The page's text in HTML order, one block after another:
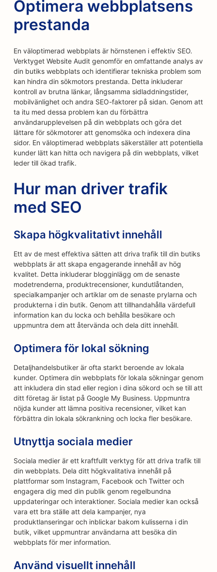
Optimera webbplatsens
prestanda
En väloptimerad webbplats är hörnstenen i effektiv SEO.
Verktyget Website Audit genomför en omfattande analys av
din butiks webbplats och identifierar tekniska problem som
kan hindra din sökmotors prestanda. Detta inkluderar
kontroll av brutna länkar, långsamma sidladdningstider,
mobilvänlighet och andra SEO-faktorer på sidan. Genom att
ta itu med dessa problem kan du förbättra
användarupplevelsen på din webbplats och göra det
lättare för sökmotorer att genomsöka och indexera dina
sidor. En väloptimerad webbplats säkerställer att potentiella
kunder lätt kan hitta och navigera på din webbplats, vilket
leder till ökad trafik.
Hur man driver trafik
med SEO
Skapa högkvalitativt innehåll
Ett av de mest effektiva sätten att driva trafik till din butiks
webbplats är att skapa engagerande innehåll av hög
kvalitet. Detta inkluderar blogginlägg om de senaste
modetrenderna, produktrecensioner, kundutlåtanden,
specialkampanjer och artiklar om de senaste prylarna och
produkterna i din butik. Genom att tillhandahålla värdefull
information kan du locka och behålla besökare och
uppmuntra dem att återvända och dela ditt innehåll.
Optimera för lokal sökning
Detaljhandelsbutiker är ofta starkt beroende av lokala
kunder. Optimera din webbplats för lokala sökningar genom
att inkludera din stad eller region i dina sökord och se till att
ditt företag är listat på Google My Business. Uppmuntra
nöjda kunder att lämna positiva recensioner, vilket kan
förbättra din lokala sökrankning och locka fler besökare.
Utnyttja sociala medier
Sociala medier är ett kraftfullt verktyg för att driva trafik till
din webbplats. Dela ditt högkvalitativa innehåll på
plattformar som Instagram, Facebook och Twitter och
engagera dig med din publik genom regelbundna
uppdateringar och interaktioner. Sociala medier kan också
vara ett bra ställe att dela kampanjer, nya
produktlanseringar och inblickar bakom kulisserna i din
butik, vilket uppmuntrar användarna att besöka din
webbplats för mer information.
Använd visuellt innehåll